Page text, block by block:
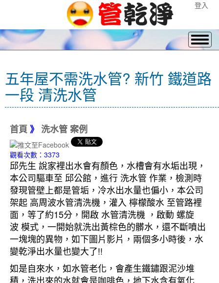
登入
五年屋不需洗水管? 新竹 鐵道路
一段 清洗水管
首頁 》 洗水管 案例
觀看次數：3373
邱先生 說家裡出水會有顏色，水槽會有水垢出現，
本公司驅車至 邱公館，進行 洗水管 作業，檢測時
發現管壁上都是管垢，冷水出水量也偏小，本公司
架起 高周波水管清洗機，灌入 檸檬酸水 至管路裡
面，等了約15分，開啟 水管清洗機 ，啟動 螺旋
波 模式，一開始就洗出黃棕色的髒水，還不斷噴出
一塊塊的異物，如下圖片影片，兩個多小時後，水
變乾淨出水量也變大了!!
如是自來水，如水管老化，會產生鐵鏽跟泥沙堆
積，洗出來的水就會是咖啡色，地下水含有氧化